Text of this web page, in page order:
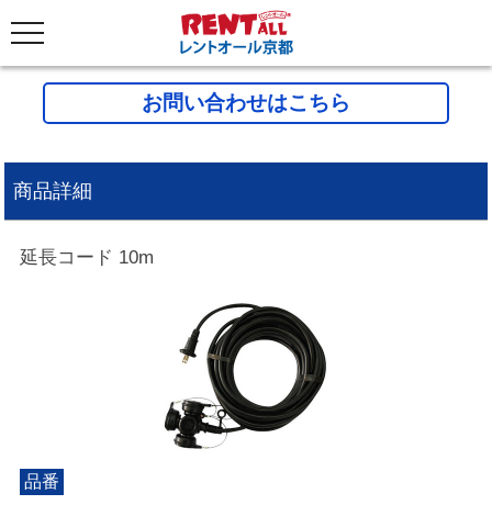
お問い合わせはこちら
商品詳細
延長コード 10m
品番